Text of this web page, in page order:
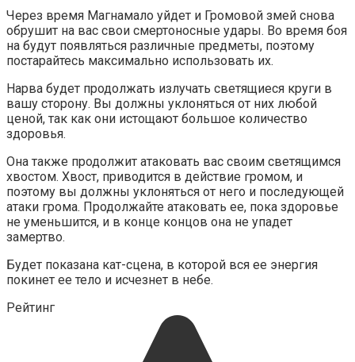
Через время Магнамало уйдет и Громовой змей снова
обрушит на вас свои смертоносные удары. Во время боя
на будут появляться различные предметы, поэтому
постарайтесь максимально использовать их.
Нарва будет продолжать излучать светящиеся круги в
вашу сторону. Вы должны уклоняться от них любой
ценой, так как они истощают большое количество
здоровья.
Она также продолжит атаковать вас своим светящимся
хвостом. Хвост, приводится в действие громом, и
поэтому вы должны уклоняться от него и последующей
атаки грома. Продолжайте атаковать ее, пока здоровье
не уменьшится, и в конце концов она не упадет
замертво.
Будет показана кат-сцена, в которой вся ее энергия
покинет ее тело и исчезнет в небе.
Рейтинг